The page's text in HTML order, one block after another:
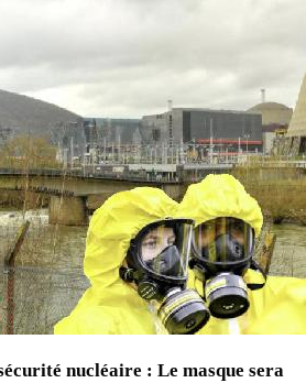
nucléaire : Le masque sera